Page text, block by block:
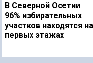
В Северной Осетии
96% избирательных
участков находятся на
первых этажах